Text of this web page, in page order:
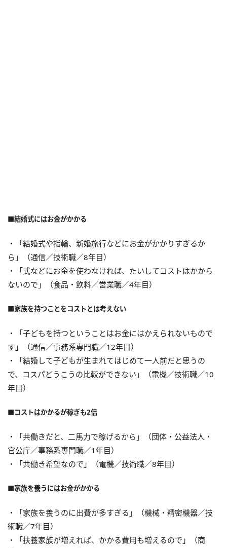
■結婚式にはお金がかかる
・「結婚式や指輪、新婚旅行などにお金がかかりすぎるか
ら」（通信／技術職／8年目）
・「式などにお金を使わなければ、たいしてコストはかから
ないので」（食品・飲料／営業職／4年目）
■家族を持つことをコストとは考えない
・「子どもを持つということはお金にはかえられないもので
す」（通信／事務系専門職／12年目）
・「結婚して子どもが生まれてはじめて一人前だと思うの
で、コスパどうこうの比較ができない」（電機／技術職／10
年目）
■コストはかかるが稼ぎも2倍
・「共働きだと、二馬力で稼げるから」（団体・公益法人・
官公庁／事務系専門職／1年目）
・「共働き希望なので」（電機／技術職／8年目）
■家族を養うにはお金がかかる
・「家族を養うのに出費が多すぎる」（機械・精密機器／技
術職／7年目）
・「扶養家族が増えれば、かかる費用も増えるので」（商